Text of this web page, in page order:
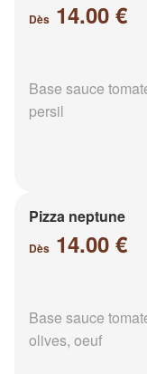
Dès 14.00 €
Base sauce
persil
Pizza neptune
Dès 14.00 €
Base sauce
olives, oeuf